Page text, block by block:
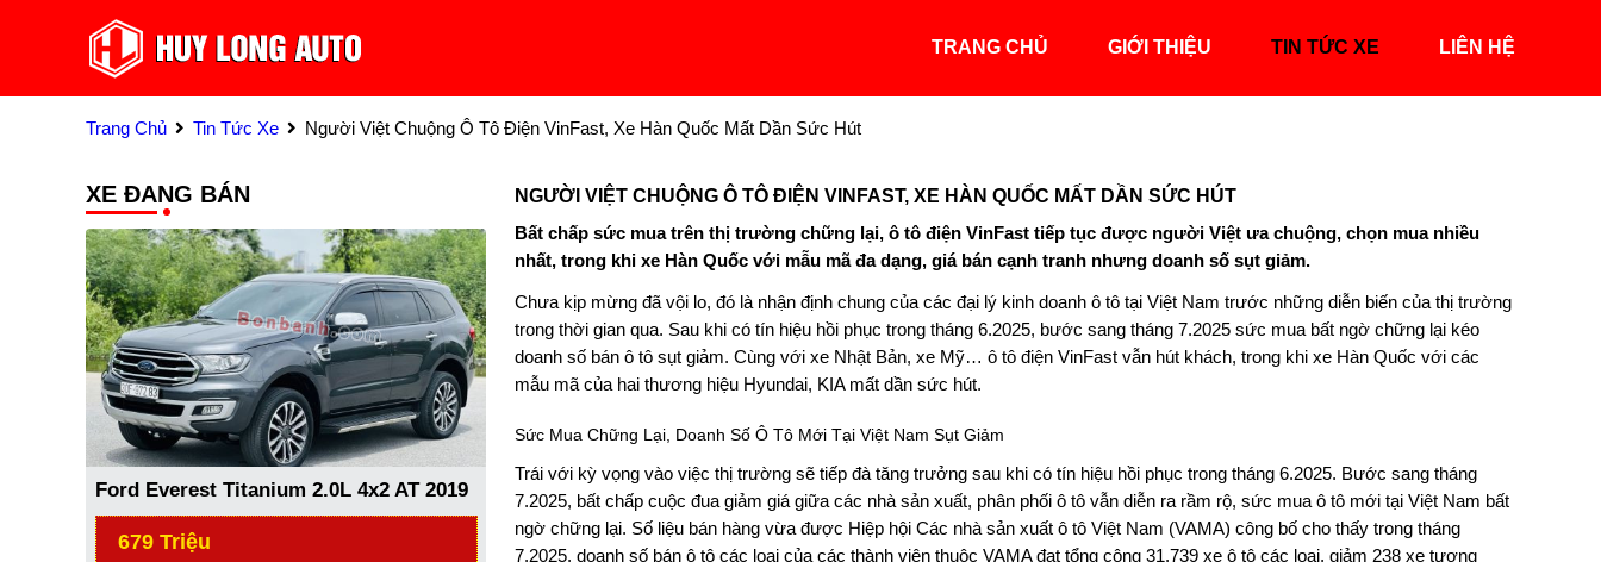
TRANG CHỦ GIỚI THIỆU TIN TỨC XE LIÊN HỆ
Trang Chủ Tin Tức Xe Người Việt Chuộng Ô Tô Điện VinFast, Xe Hàn Quốc Mất Dần Sức Hút
NGƯỜI VIỆT CHUỘNG Ô TÔ ĐIỆN VINFAST, XE HÀN QUỐC MẤT DẦN SỨC HÚT
Bất chấp sức mua trên thị trường chững lại, ô tô điện VinFast tiếp tục được người Việt ưa chuộng, chọn mua nhiều
nhất, trong khi xe Hàn Quốc với mẫu mã đa dạng, giá bán cạnh tranh nhưng doanh số sụt giảm.
Chưa kịp mừng đã vội lo, đó là nhận định chung của các đại lý kinh doanh ô tô tại Việt Nam trước những diễn biến của thị trường
trong thời gian qua. Sau khi có tín hiệu hồi phục trong tháng 6.2025, bước sang tháng 7.2025 sức mua bất ngờ chững lại kéo
doanh số bán ô tô sụt giảm. Cùng với xe Nhật Bản, xe Mỹ… ô tô điện VinFast vẫn hút khách, trong khi xe Hàn Quốc với các
mẫu mã của hai thương hiệu Hyundai, KIA mất dần sức hút.
Sức Mua Chững Lại, Doanh Số Ô Tô Mới Tại Việt Nam Sụt Giảm
Trái với kỳ vọng vào việc thị trường sẽ tiếp đà tăng trưởng sau khi có tín hiệu hồi phục trong tháng 6.2025. Bước sang tháng
7.2025, bất chấp cuộc đua giảm giá giữa các nhà sản xuất, phân phối ô tô vẫn diễn ra rầm rộ, sức mua ô tô mới tại Việt Nam bất
ngờ chững lại. Số liệu bán hàng vừa được Hiệp hội Các nhà sản xuất ô tô Việt Nam (VAMA) công bố cho thấy trong tháng
7.2025, doanh số bán ô tô các loại của các thành viên thuộc VAMA đạt tổng cộng 31.739 xe ô tô các loại, giảm 238 xe tương
XE ĐANG BÁN
Ford Everest Titanium 2.0L 4x2 AT 2019
679 Triệu